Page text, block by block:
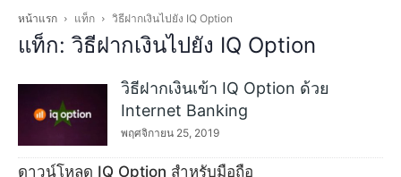
หน้าแรก แท็ก วิธีฝากเงินไปยัง IQ Option
แท็ก: วิธีฝากเงินไปยัง IQ Option
วิธีฝากเงินเข้า IQ Option ด้วย
Internet Banking
พฤศจิกายน 25, 2019
ดาวน์โหลด IQ Option สำหรับมือถือ